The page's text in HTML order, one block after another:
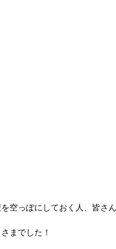
空っぽにしておく人、皆さ
までした！